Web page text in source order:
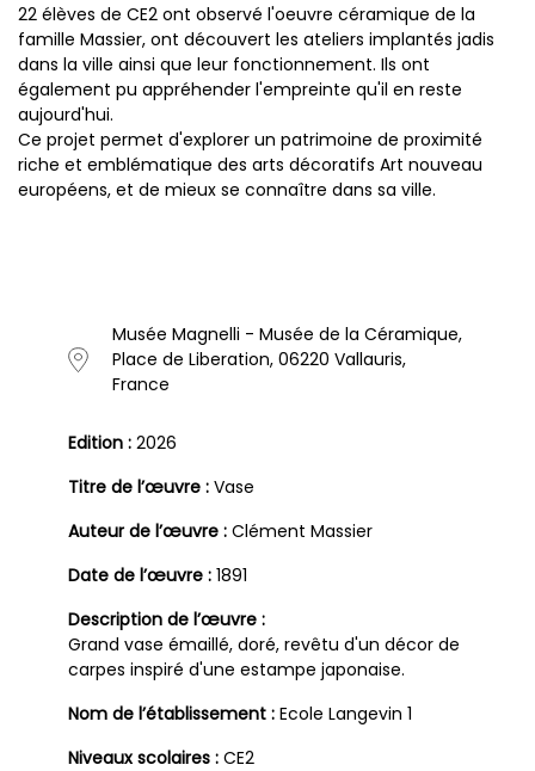
22 élèves de CE2 ont observé l'oeuvre céramique de la
famille Massier, ont découvert les ateliers implantés jadis
dans la ville ainsi que leur fonctionnement. Ils ont
également pu appréhender l'empreinte qu'il en reste
aujourd'hui.
Ce projet permet d'explorer un patrimoine de proximité
riche et emblématique des arts décoratifs Art nouveau
européens, et de mieux se connaître dans sa ville.
Musée Magnelli - Musée de la Céramique,
Place de Liberation, 06220 Vallauris,
France
Edition : 2026
Titre de l’œuvre : Vase
Auteur de l’œuvre : Clément Massier
Date de l’œuvre : 1891
Description de l’œuvre :
Grand vase émaillé, doré, revêtu d'un décor de
carpes inspiré d'une estampe japonaise.
Nom de l’établissement : Ecole Langevin 1
Niveaux scolaires : CE2